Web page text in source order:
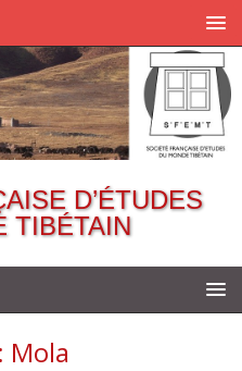
D’ÉTUDES
TIBÉTAIN
Mola